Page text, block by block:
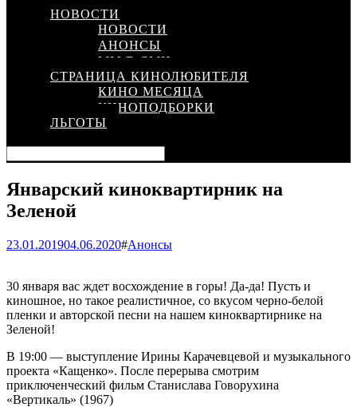
НОВОСТИ
НОВОСТИ
АНОНСЫ
МЫ В СМИ
СТРАНИЦА КИНОЛЮБИТЕЛЯ
КИНО МЕСЯЦА
КИНОПОДБОРКИ
ЛЬГОТЫ
Январский киноквартирник на
Зеленой
23.01.201904.06.2020#Анонсы
30 января вас ждет восхождение в горы! Да-да! Пусть и
киношное, но такое реалистичное, со вкусом черно-белой
пленки и авторской песни на нашем киноквартирнике на
Зеленой!
В 19:00 — выступление Ирины Карачевцевой и музыкального
проекта «Кащенко». После перерыва смотрим
приключенческий фильм Станислава Говорухина
«Вертикаль» (1967)